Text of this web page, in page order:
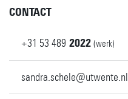
CONTACT
+31 53 489 2022 (werk)
sandra.schele@utwente.nl